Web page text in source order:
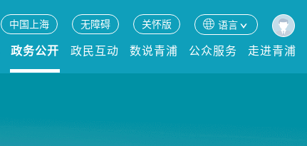
中国上海 无障碍 关怀版 语言
政务公开 政民互动 数说青浦 公众服务 走进青浦